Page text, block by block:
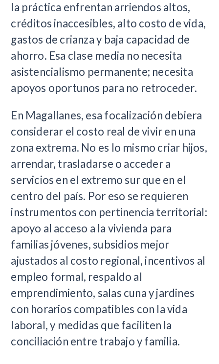
la práctica enfrentan arriendos altos,
créditos inaccesibles, alto costo de vida,
gastos de crianza y baja capacidad de
ahorro. Esa clase media no necesita
asistencialismo permanente; necesita
apoyos oportunos para no retroceder.
En Magallanes, esa focalización debiera
considerar el costo real de vivir en una
zona extrema. No es lo mismo criar hijos,
arrendar, trasladarse o acceder a
servicios en el extremo sur que en el
centro del país. Por eso se requieren
instrumentos con pertinencia territorial:
apoyo al acceso a la vivienda para
familias jóvenes, subsidios mejor
ajustados al costo regional, incentivos al
empleo formal, respaldo al
emprendimiento, salas cuna y jardines
con horarios compatibles con la vida
laboral, y medidas que faciliten la
conciliación entre trabajo y familia.